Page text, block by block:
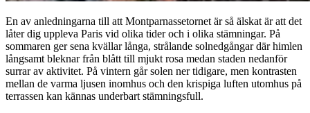
En av anledningarna till att Montparnassetornet är så älskat är att det
låter dig uppleva Paris vid olika tider och i olika stämningar. På
sommaren ger sena kvällar långa, strålande solnedgångar där himlen
långsamt bleknar från blått till mjukt rosa medan staden nedanför
surrar av aktivitet. På vintern går solen ner tidigare, men kontrasten
mellan de varma ljusen inomhus och den krispiga luften utomhus på
terrassen kan kännas underbart stämningsfull.